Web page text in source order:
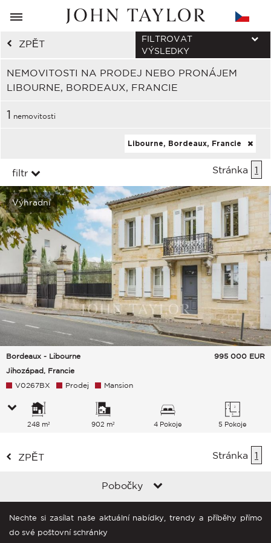
ZPĚT
NEMOVITOSTI NA PRODEJ NEBO PRONÁJEM
LIBOURNE, BORDEAUX, FRANCIE
FILTROVAT
VÝSLEDKY
1 nemovitosti
Libourne, Bordeaux, Francie
filtr Stránka 1
Výhradní
Bordeaux - Libourne
Jihozápad, Francie
995 000 EUR
V0267BX Prodej Mansion
248 m² 902 m² 4 Pokoje 5 Pokoje
ZPĚT Stránka 1
Pobočky
Nechte si zasílat naše aktuální nabídky, trendy a příběhy přímo
do své poštovní schránky